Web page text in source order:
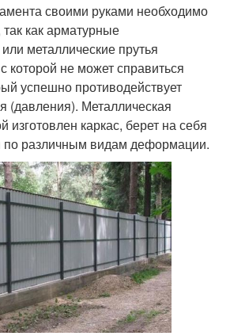
своими руками необходимо
так как арматурные
металлические прутья
которой не может справиться
успешно противодействует
(давления). Металлическая
изготовлен каркас, берет на себя
по различным видам деформации.